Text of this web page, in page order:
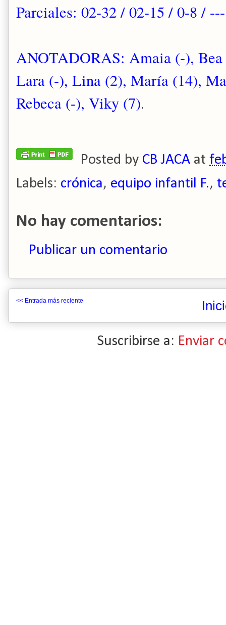
Parciales: 02-32 / 02-15 / 0-8 / ---
ANOTADORAS: Amaia (-),
Lara (-), Lina (2), María (14),
Rebeca (-), Viky (7).
Posted by CB JACA at
Labels: crónica, equipo infantil F.,
No hay comentarios:
Publicar un comentario
<< Entrada más reciente
Suscribirse a: Enviar